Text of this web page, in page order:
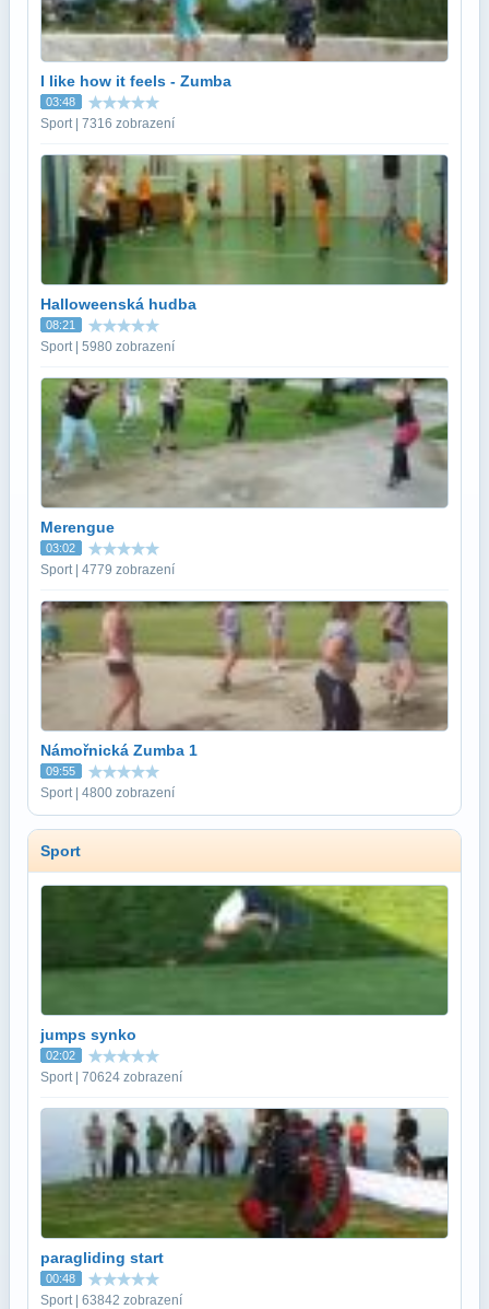
I like how it feels - Zumba
03:48
Sport | 7316 zobrazení
Halloweenská hudba
08:21
Sport | 5980 zobrazení
Merengue
03:02
Sport | 4779 zobrazení
Námořnická Zumba 1
09:55
Sport | 4800 zobrazení
Sport
jumps synko
02:02
Sport | 70624 zobrazení
paragliding start
00:48
Sport | 63842 zobrazení